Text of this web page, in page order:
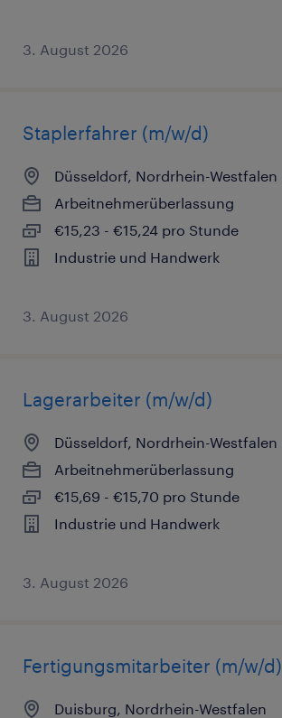
3. August 2026
Staplerfahrer (m/w/d)
Düsseldorf, Nordrhein-Westfalen
Arbeitnehmerüberlassung
€15,23 - €15,24 pro Stunde
Industrie und Handwerk
3. August 2026
Lagerarbeiter (m/w/d)
Düsseldorf, Nordrhein-Westfalen
Arbeitnehmerüberlassung
€15,69 - €15,70 pro Stunde
Industrie und Handwerk
3. August 2026
Fertigungsmitarbeiter (m/w/d)
Duisburg, Nordrhein-Westfalen